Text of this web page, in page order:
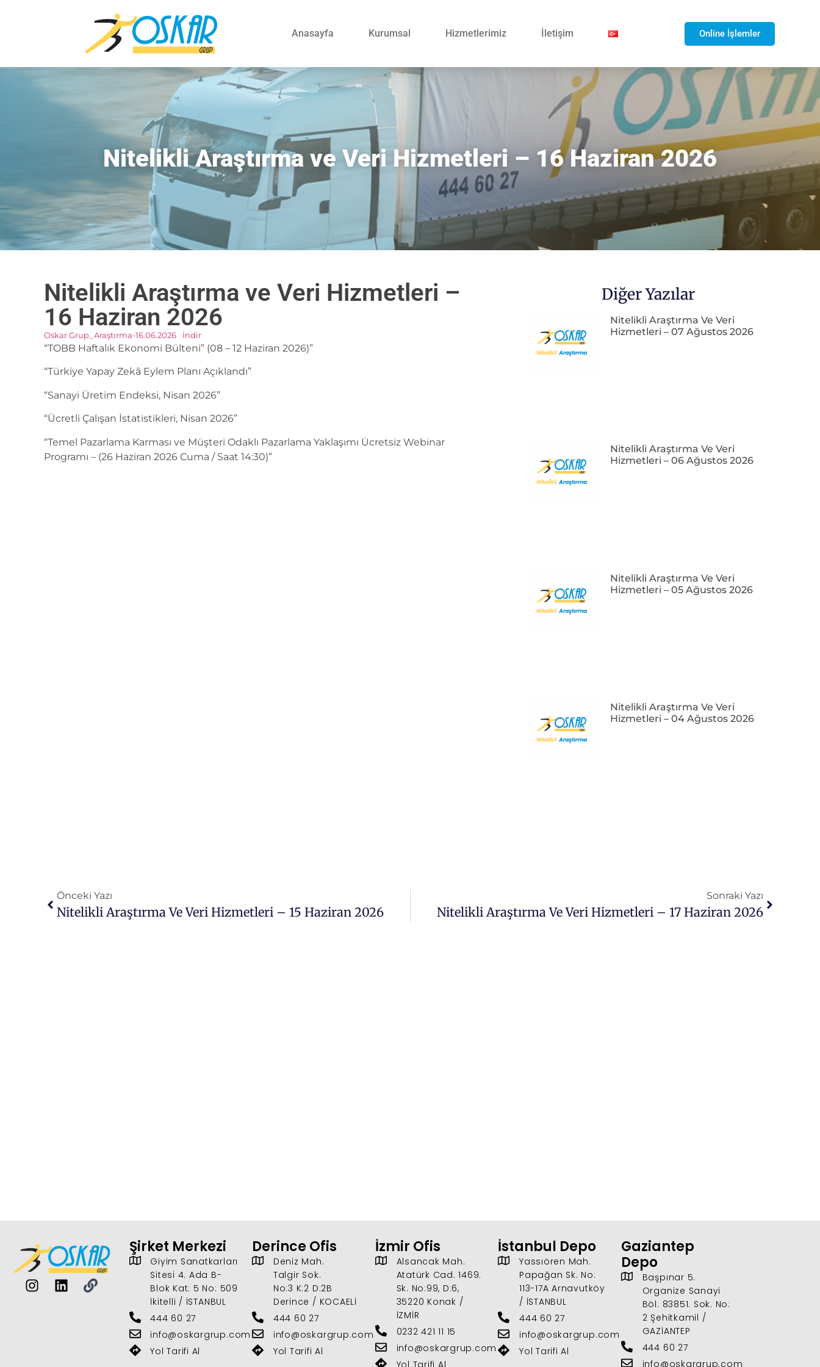
Anasayfa Kurumsal Hizmetlerimiz İletişim Online İşlemler
Nitelikli Araştırma ve Veri Hizmetleri – 16 Haziran 2026
Nitelikli Araştırma ve Veri Hizmetleri –
16 Haziran 2026
Oskar Grup_Araştırma-16.06.2026 İndir
“TOBB Haftalık Ekonomi Bülteni” (08 – 12 Haziran 2026)”
“Türkiye Yapay Zekâ Eylem Planı Açıklandı”
“Sanayi Üretim Endeksi, Nisan 2026”
“Ücretli Çalışan İstatistikleri, Nisan 2026”
“Temel Pazarlama Karması ve Müşteri Odaklı Pazarlama Yaklaşımı Ücretsiz Webinar
Programı – (26 Haziran 2026 Cuma / Saat 14:30)”
Diğer Yazılar
Nitelikli Araştırma Ve Veri
Hizmetleri – 07 Ağustos 2026
Nitelikli Araştırma Ve Veri
Hizmetleri – 06 Ağustos 2026
Nitelikli Araştırma Ve Veri
Hizmetleri – 05 Ağustos 2026
Nitelikli Araştırma Ve Veri
Hizmetleri – 04 Ağustos 2026
Önceki Yazı
Nitelikli Araştırma Ve Veri Hizmetleri – 15 Haziran 2026
Sonraki Yazı
Nitelikli Araştırma Ve Veri Hizmetleri – 17 Haziran 2026
Şirket Merkezi
Giyim Sanatkarları
Sitesi 4. Ada B-
Blok Kat: 5 No: 509
İkitelli / İSTANBUL
444 60 27
info@oskargrup.com
Yol Tarifi Al
Derince Ofis
Deniz Mah.
Talgir Sok.
No:3 K:2 D:2B
Derince / KOCAELİ
444 60 27
info@oskargrup.com
Yol Tarifi Al
İzmir Ofis
Alsancak Mah.
Atatürk Cad. 1469.
Sk. No:99, D:6,
35220 Konak /
İZMİR
0232 421 11 15
info@oskargrup.com
Yol Tarifi Al
İstanbul Depo
Yassıören Mah.
Papağan Sk. No:
113-17A Arnavutköy
/ İSTANBUL
444 60 27
info@oskargrup.com
Yol Tarifi Al
Gaziantep
Depo
Başpınar 5.
Organize Sanayi
Böl. 83851. Sok. No:
2 Şehitkamil /
GAZİANTEP
444 60 27
info@oskargrup.com